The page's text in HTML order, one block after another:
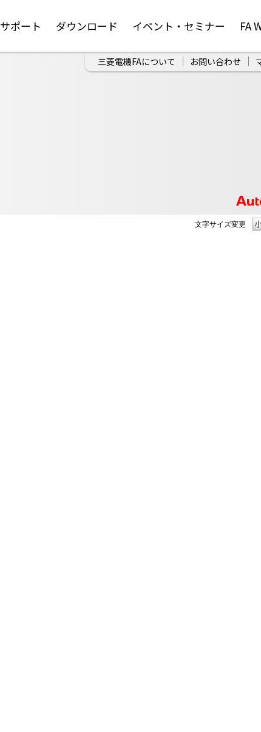
ポート ダウンロード イベント・セミナー FA
三菱電機FAについて お問い合わせ
文字サイズ変更